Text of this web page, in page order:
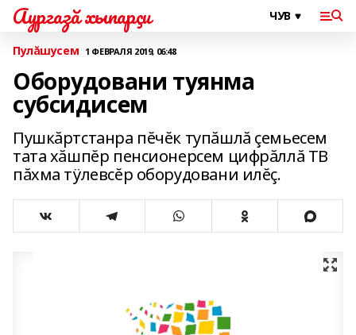
Аургазă хыпарçи
Пулăшусем 1 ФЕВРАЛЯ 2019, 06:48
Оборудовани туянма
субсидисем
Пушкăртстанра пĕчĕк тупăшлă çемьесем
тата хăшпĕр пенсионерсем цифрăллă ТВ
пăхма тÿлевсĕр оборудовани илĕç.